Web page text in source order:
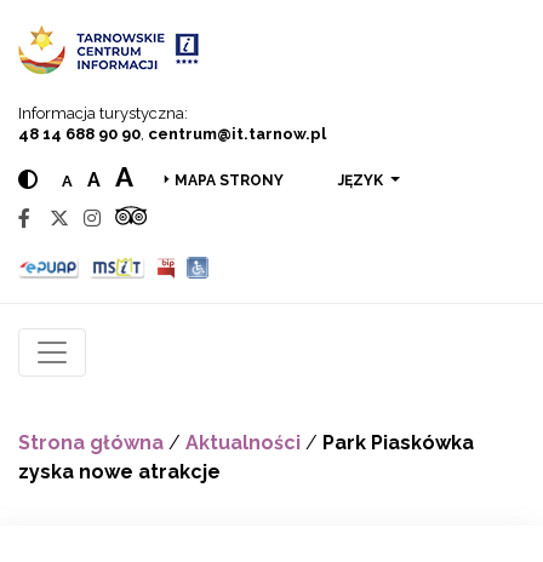
Informacja turystyczna:
48 14 688 90 90 centrum@it.tarnow.pl
A A A MAPA STRONY JĘZYK
Strona główna / Aktualności / Park Piaskówka
zyska nowe atrakcje